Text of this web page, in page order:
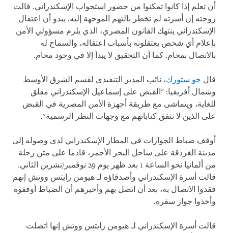
أن تعلم إذا كانوا تمكنوا من حضور استجواب الإسكندراني. قالت
زوجته إن أسرته لم تخطر بالتهم الموجهة إليه. يبدو أن اعتقال
الإسكندراني ينتهك القانون المصري، الذي يلزم مسؤولي الأمن
بإعلام أي شخص يعتقلونه بأسباب اعتقاله، والسماح له
بالاتصال بمحام. كما أن التحقيق لا يبدأ إلا في وجود محام.
قال جو ستورك، نائب المدير التنفيذي لقسم الشرق الأوسط
وشمال أفريقيا: "القبض على إسماعيل الإسكندراني مقلق
للغاية، ويتماشى مع طريقة أجهزة الأمن المصرية في القبض
على الذين لا تتفق كتاباتهم مع وجهات النظر الرسمية".
أوقف ضباط الجوازات في المطار الإسكندراني لدى وصوله إلى
مدينة الغردقة على ساحل البحر الأحمر، قادما على متن رحلة
من ألمانيا نحو الساعة 1
بعد ظهر يوم 29 نوفمبر/تشرين الثاني.
قالت أسرة الإسكندراني وأصدقاؤه لـ هيومن رايتس ووتش إنهم
فقدوا الاتصال به، بعد أن اتصل بهم وأخبرهم أن الضباط أوقفوه
وأخذوا جواز سفره.
قالت أسرة الإسكندراني لـ هيومن رايتس ووتش إنها اتصلت